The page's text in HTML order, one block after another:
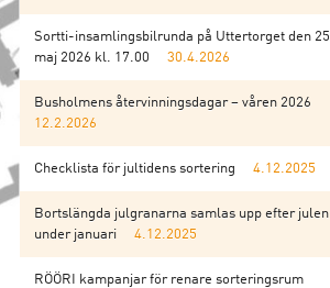
Sortti-insamlingsbilrunda på Uttertorget den 25
maj 2026 kl. 17.00
30.4.2026
Busholmens återvinningsdagar – våren 2026
12.2.2026
Checklista för jultidens sortering 4.12.2025
Bortslängda julgranarna samlas upp efter julen
under januari
4.12.2025
RÖÖRI kampanjar för renare sorteringsrum